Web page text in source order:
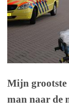
Mijn grootste
man naar de